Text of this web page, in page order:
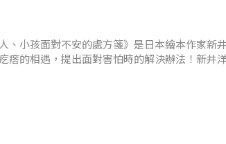
、小孩面對不安的處方箋》是日本繪本作家
瘩的相遇，提出面對害怕時的解決辦法！新井
作這個情緒系列繪本，部分靈感來自於您跟